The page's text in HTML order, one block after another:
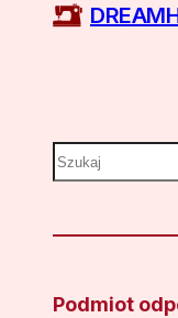
Szukaj
Podmiot